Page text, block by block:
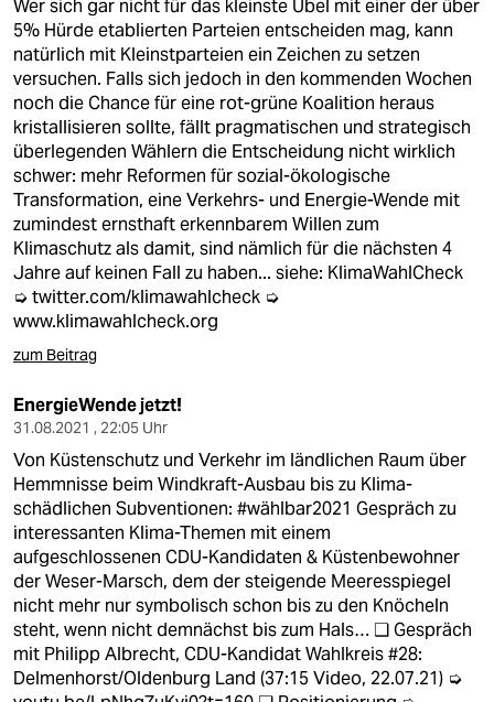
shop
fragen & hilfe
unterstützen
abo
genossenschaft
epaper login
Wer sich gar nicht für das kleinste Übel mit einer der über
5% Hürde etablierten Parteien entscheiden mag, kann
natürlich mit Kleinstparteien ein Zeichen zu setzen
versuchen. Falls sich jedoch in den kommenden Wochen
noch die Chance für eine rot-grüne Koalition heraus
kristallisieren sollte, fällt pragmatischen und strategisch
überlegenden Wählern die Entscheidung nicht wirklich
schwer: mehr Reformen für sozial-ökologische
Transformation, eine Verkehrs- und Energie-Wende mit
zumindest ernsthaft erkennbarem Willen zum
Klimaschutz als damit, sind nämlich für die nächsten 4
Jahre auf keinen Fall zu haben... siehe: KlimaWahlCheck
➭twitter.com/klimawahlcheck ➭
www.klimawahlcheck.org
zum Beitrag
EnergieWende jetzt!
31.08.2021 , 22:05 Uhr
Von Küstenschutz und Verkehr im ländlichen Raum über
Hemmnisse beim Windkraft-Ausbau bis zu Klima-
schädlichen Subventionen: #wählbar2021 Gespräch zu
interessanten Klima-Themen mit einem
aufgeschlossenen CDU-Kandidaten & Küstenbewohner
der Weser-Marsch, dem der steigende Meeresspiegel
nicht mehr nur symbolisch schon bis zu den Knöcheln
steht, wenn nicht demnächst bis zum Hals… ❑ Gespräch
mit Philipp Albrecht, CDU-Kandidat Wahlkreis #28:
Delmenhorst/Oldenburg Land (37:15 Video, 22.07.21) ➭